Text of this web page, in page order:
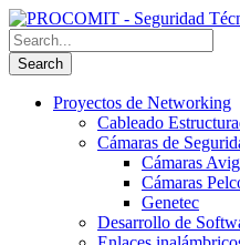
Proyectos de Networking
Cableado
Cámaras de
Cámaras
Cámaras
Genetec
Desarrollo de